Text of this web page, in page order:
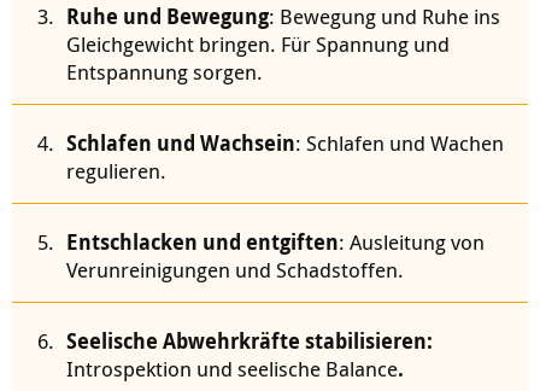
Ruhe und Bewegung: Bewegung und Ruhe ins
Gleichgewicht bringen. Für Spannung und
Entspannung sorgen.
Schlafen und Wachsein: Schlafen und Wachen
regulieren.
Entschlacken und entgiften: Ausleitung von
Verunreinigungen und Schadstoffen.
Seelische Abwehrkräfte stabilisieren:
Introspektion und seelische Balance.